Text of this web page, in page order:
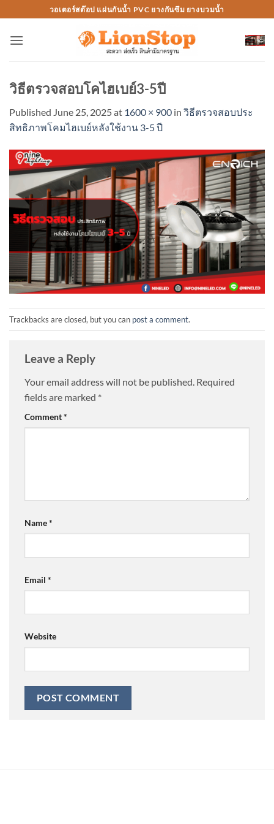
to
content
วอเตอร์สต๊อป แผ่นกันน้ำ PVC ยางกันซึม ยางบวมน้ำ
วิธีตรวจสอบโคไฮเบย์3-5ปี
Published June 25, 2025at 1600 × 900 in วิธีตรวจสอบประ
สิทธิภาพโคมไฮเบย์หลังใช้งาน 3-5 ปี
Trackbacks are closed, but you can post a comment.
Leave a Reply
Your email address will not be published. Required
fields are marked *
Comment*
Name*
Email *
Website